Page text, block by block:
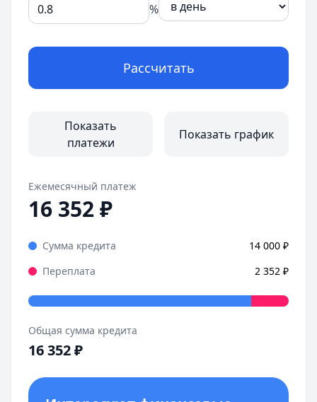
%
Рассчитать
Показать
платежи
Показать график
Ежемесячный платеж
16 352₽
Сумма кредита 14 000 ₽
Переплата
2 352 ₽
Общая сумма кредита
16 352₽